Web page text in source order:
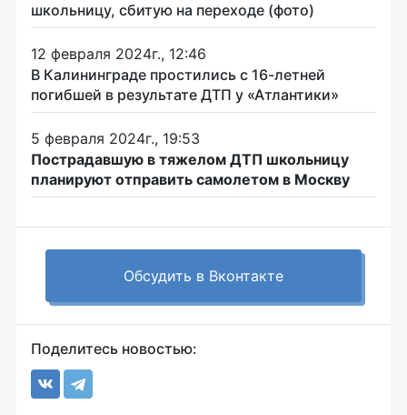
школьницу, сбитую на переходе (фото)
12 февраля 2024г., 12:46
В Калининграде простились с 16-летней
погибшей в результате ДТП у «Атлантики»
5 февраля 2024г., 19:53
Пострадавшую в тяжелом ДТП школьницу
планируют отправить самолетом в Москву
Обсудить в Вконтакте
Поделитесь новостью: